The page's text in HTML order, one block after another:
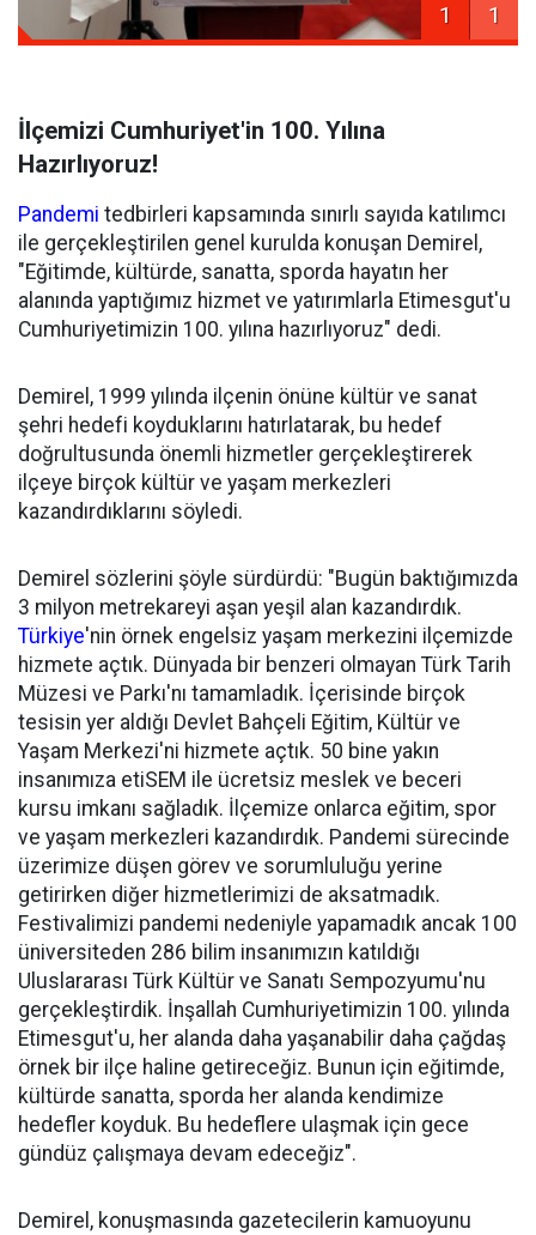
1 1
İlçemizi Cumhuriyet'in 100. Yılına
Hazırlıyoruz!
Pandemi tedbirleri kapsamında sınırlı sayıda katılımcı
ile gerçekleştirilen genel kurulda konuşan Demirel,
"Eğitimde, kültürde, sanatta, sporda hayatın her
alanında yaptığımız hizmet ve yatırımlarla Etimesgut'u
Cumhuriyetimizin 100. yılına hazırlıyoruz" dedi.
Demirel, 1999 yılında ilçenin önüne kültür ve sanat
şehri hedefi koyduklarını hatırlatarak, bu hedef
doğrultusunda önemli hizmetler gerçekleştirerek
ilçeye birçok kültür ve yaşam merkezleri
kazandırdıklarını söyledi.
Demirel sözlerini şöyle sürdürdü: "Bugün baktığımızda
3 milyon metrekareyi aşan yeşil alan kazandırdık.
Türkiye'nin örnek engelsiz yaşam merkezini ilçemizde
hizmete açtık. Dünyada bir benzeri olmayan Türk Tarih
Müzesi ve Parkı'nı tamamladık. İçerisinde birçok
tesisin yer aldığı Devlet Bahçeli Eğitim, Kültür ve
Yaşam Merkezi'ni hizmete açtık. 50 bine yakın
insanımıza etiSEM ile ücretsiz meslek ve beceri
kursu imkanı sağladık. İlçemize onlarca eğitim, spor
ve yaşam merkezleri kazandırdık. Pandemi sürecinde
üzerimize düşen görev ve sorumluluğu yerine
getirirken diğer hizmetlerimizi de aksatmadık.
Festivalimizi pandemi nedeniyle yapamadık ancak 100
üniversiteden 286 bilim insanımızın katıldığı
Uluslararası Türk Kültür ve Sanatı Sempozyumu'nu
gerçekleştirdik. İnşallah Cumhuriyetimizin 100. yılında
Etimesgut'u, her alanda daha yaşanabilir daha çağdaş
örnek bir ilçe haline getireceğiz. Bunun için eğitimde,
kültürde sanatta, sporda her alanda kendimize
hedefler koyduk. Bu hedeflere ulaşmak için gece
gündüz çalışmaya devam edeceğiz".
Demirel, konuşmasında gazetecilerin kamuoyunu